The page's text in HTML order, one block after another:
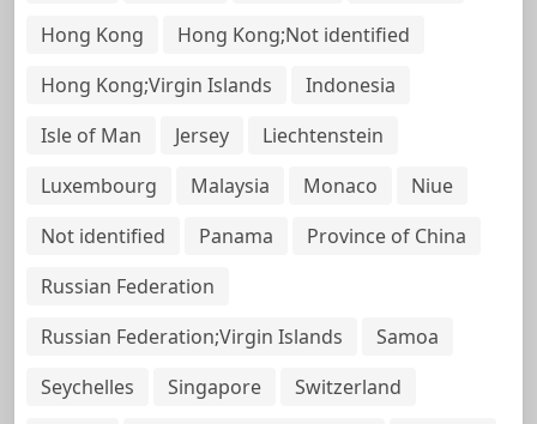
Hong Kong
Hong Kong;Not identified
Hong Kong;Virgin Islands
Indonesia
Isle of Man
Jersey
Liechtenstein
Luxembourg
Malaysia Monaco
Niue
Not identified
Panama
Province of China
Russian Federation
Russian Federation;Virgin Islands
Samoa
Seychelles
Singapore
Switzerland